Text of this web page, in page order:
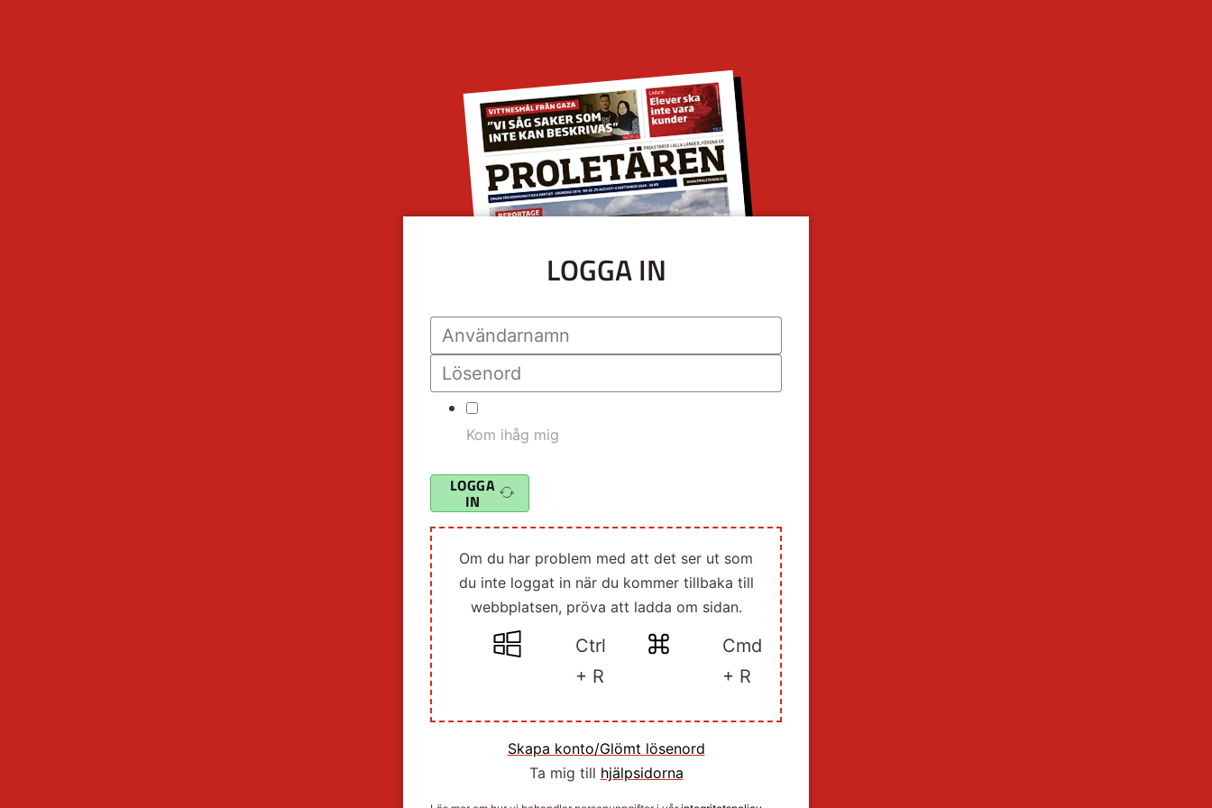
LOGGA IN
Kom ihåg mig
LOGGA
IN
Om du har problem med att det ser ut som
du inte loggat in när du kommer tillbaka till
webbplatsen, pröva att ladda om sidan.
Ctrl
+ R
Cmd
+ R
Skapa konto/Glömt lösenord
Ta mig till hjälpsidorna